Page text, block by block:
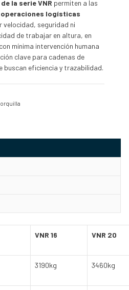
la serie VNR permiten a las
logísticas
velocidad, seguridad ni
de trabajar en altura, en
mínima intervención humana
clave para cadenas de
buscan eficiencia y trazabilidad.
VNR 16 VNR 20
3190kg 3460kg